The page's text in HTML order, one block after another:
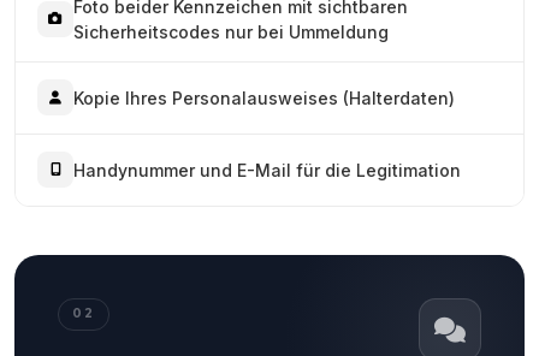
Foto beider Kennzeichen mit sichtbaren
Sicherheitscodes nur bei Ummeldung
Kopie Ihres Personalausweises (Halterdaten)
Handynummer und E-Mail für die Legitimation
02